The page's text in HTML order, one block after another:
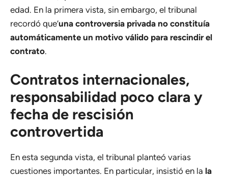
edad. En la primera vista, sin embargo, el tribunal
recordó que’una controversia privada no constituía
automáticamente un motivo válido para rescindir el
contrato.
Contratos internacionales,
responsabilidad poco clara y
fecha de rescisión
controvertida
En esta segunda vista, el tribunal planteó varias
cuestiones importantes. En particular, insistió en la la